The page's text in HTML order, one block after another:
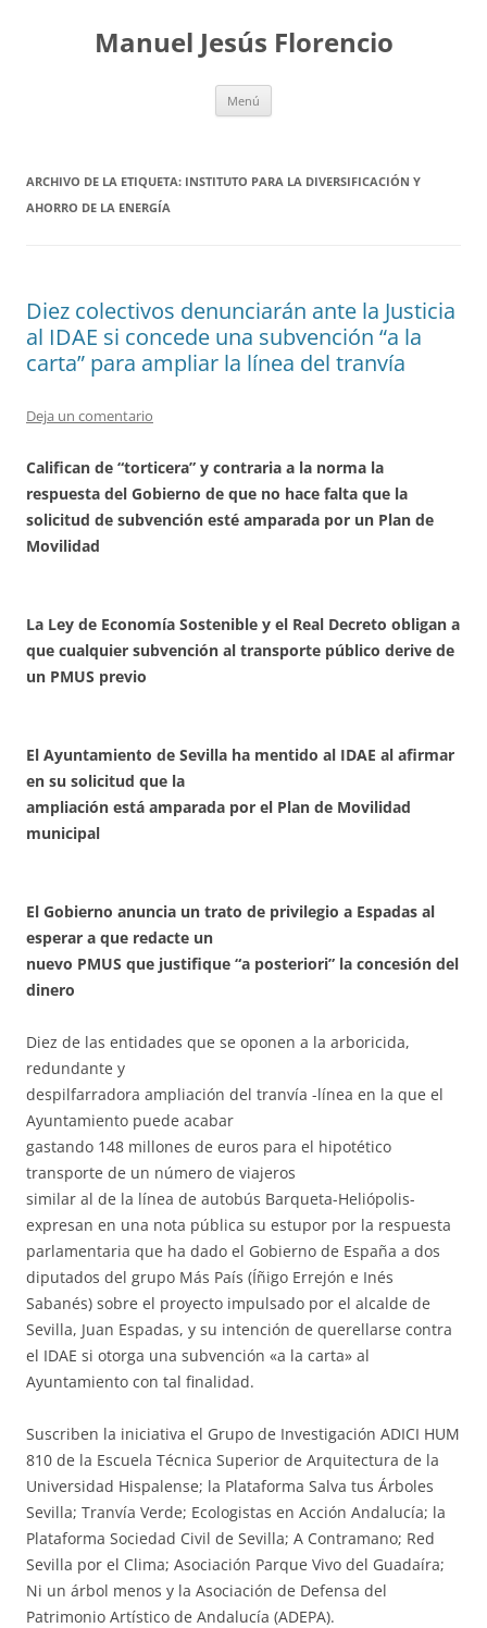
contenidoManuel Jesús Florencio
Menú
ARCHIVO DE LA ETIQUETA: INSTITUTO PARA LA DIVERSIFICACIÓN Y
AHORRO DE LA ENERGÍA
Diez colectivos denunciarán ante la Justicia
al IDAE si concede una subvención “a la
carta” para ampliar la línea del tranvía
Deja un comentario
Califican de “torticera” y contraria a la norma la
respuesta del Gobierno de que no hace falta que la
solicitud de subvención esté amparada por un Plan de
Movilidad
La Ley de Economía Sostenible y el Real Decreto obligan a
que cualquier subvención al transporte público derive de
un PMUS previo
El Ayuntamiento de Sevilla ha mentido al IDAE al afirmar
en su solicitud que la
ampliación está amparada por el Plan de Movilidad
municipal
El Gobierno anuncia un trato de privilegio a Espadas al
esperar a que redacte un
nuevo PMUS que justifique “a posteriori” la concesión del
dinero
Diez de las entidades que se oponen a la arboricida,
redundante y
despilfarradora ampliación del tranvía -línea en la que el
Ayuntamiento puede acabar
gastando 148 millones de euros para el hipotético
transporte de un número de viajeros
similar al de la línea de autobús Barqueta-Heliópolis-
expresan en una nota pública su estupor por la respuesta
parlamentaria que ha dado el Gobierno de España a dos
diputados del grupo Más País (Íñigo Errejón e Inés
Sabanés) sobre el proyecto impulsado por el alcalde de
Sevilla, Juan Espadas, y su intención de querellarse contra
el IDAE si otorga una subvención «a la carta» al
Ayuntamiento con tal finalidad.
Suscriben la iniciativa el Grupo de Investigación ADICI HUM
810 de la Escuela Técnica Superior de Arquitectura de la
Universidad Hispalense; la Plataforma Salva tus Árboles
Sevilla; Tranvía Verde; Ecologistas en Acción Andalucía; la
Plataforma Sociedad Civil de Sevilla; A Contramano; Red
Sevilla por el Clima; Asociación Parque Vivo del Guadaíra;
Ni un árbol menos y la Asociación de Defensa del
Patrimonio Artístico de Andalucía (ADEPA).